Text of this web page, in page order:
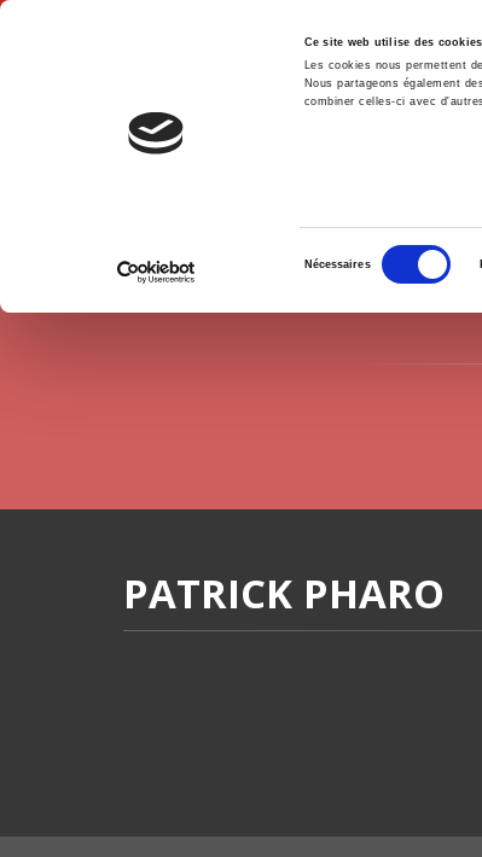
Ce site web utilise des cookies
Les cookies nous permettent
Nous partageons également
combiner celles-ci avec
consentement
Nécessaires
PATRICK PHARO